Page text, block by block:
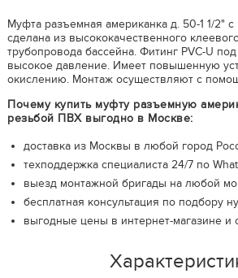
Муфта разъемная американка д. 50-1 1/2"
сделана из высококачественного
трубопровода бассейна. Фитинг PVC-U
высокое давление. Имеет повышенную
окислению. Монтаж осуществляют с
Почему купить муфту разъемную
резьбой ПВХ выгодно в Москве:
доставка из Москвы в любой город
техподдержка специалиста 24/7 по
выезд монтажной бригады на любой
бесплатная консультация по подбору
выгодные цены в интернет-магазине и